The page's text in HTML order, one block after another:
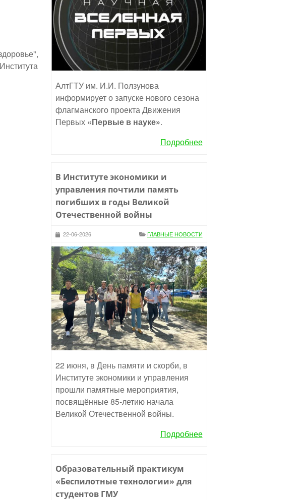
АлтГТУ им. И.И. Ползунова
информирует о запуске нового сезона
флагманского проекта Движения
Первых «Первые в науке».
Подробнее
В Институте экономики и
управления почтили память
погибших в годы Великой
Отечественной войны
22-06-2026 ГЛАВНЫЕ НОВОСТИ
22 июня, в День памяти и скорби, в
Институте экономики и управления
прошли памятные мероприятия,
посвящённые 85-летию начала
Великой Отечественной войны.
Подробнее
Образовательный практикум
«Беспилотные технологии» для
студентов ГМУ